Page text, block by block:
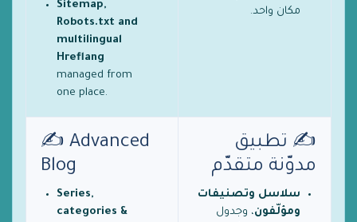
مكان واحد.
Sitemap,
Robots.txt and
multilingual
Hreflang
managed from
one place.
✍️ تطبيق
مدوّنة متقدّم
سلاسل وتصنيفات
ومؤلّفون، وجدول
✍️ Advanced
Blog
Series,
categories &